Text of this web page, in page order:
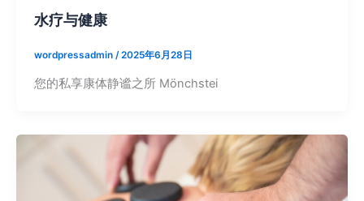
水疗与健康
wordpressadmin /2025年6月28日
您的私享康体静谧之所 Mönchstei